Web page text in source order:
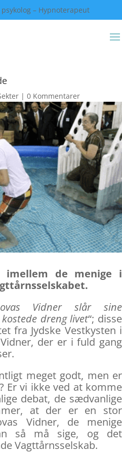
– Hypnoterapeut
| 0 Kommentarer
de menige i
Vidner slår sine
dreng livet“; disse
fra Jydske Vestkysten i
der er i fuld gang
meget godt, men er
Er vi ikke ved at komme
debat, de sædvanlige
at der er en stor
Vidner, de menige
så må sige, og det
Vagttårnsselskab.